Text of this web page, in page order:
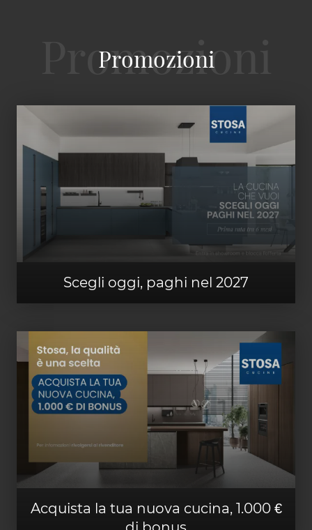
Promozioni
Scegli oggi, paghi nel 2027
Acquista la tua nuova cucina, 1.000 €